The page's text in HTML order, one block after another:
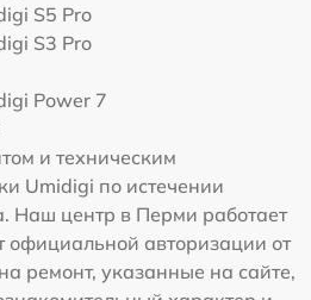
S5 Pro
S3 Pro
Power 7
и техническим
Umidigi по истечении
Наш центр в Перми работает
официальной авторизации от
ремонт, указанные на сайте,